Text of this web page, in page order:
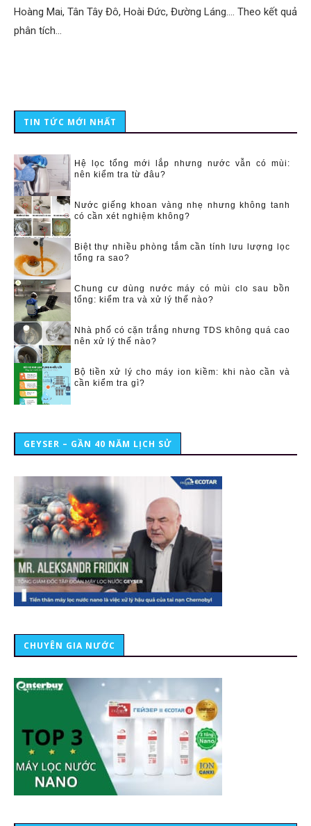
Hoàng Mai, Tân Tây Đô, Hoài Đức, Đường Láng…. Theo kết quả
phân tích…
TIN TỨC MỚI NHẤT
Hệ lọc tổng mới lắp nhưng nước vẫn có mùi:
nên kiểm tra từ đâu?
Nước giếng khoan vàng nhẹ nhưng không tanh
có cần xét nghiệm không?
Biệt thự nhiều phòng tắm cần tính lưu lượng lọc
tổng ra sao?
Chung cư dùng nước máy có mùi clo sau bồn
tổng: kiểm tra và xử lý thế nào?
Nhà phố có cặn trắng nhưng TDS không quá cao
nên xử lý thế nào?
Bộ tiền xử lý cho máy ion kiềm: khi nào cần và
cần kiểm tra gì?
GEYSER – GẦN 40 NĂM LỊCH SỬ
CHUYÊN GIA NƯỚC